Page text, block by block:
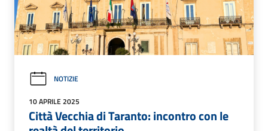
NOTIZIE
10 APRILE 2025
Città Vecchia di Taranto: incontro con le